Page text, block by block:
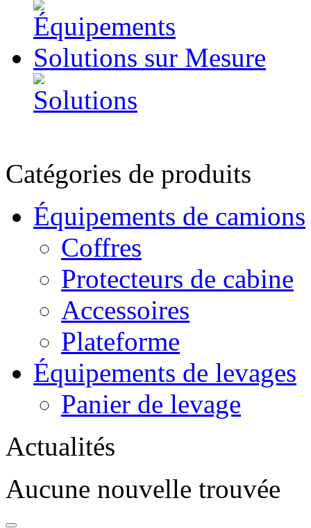
Solutions sur Mesure
Catégories de produits
Équipements de camions
Coffres
Protecteurs de cabine
Accessoires
Plateforme
Équipements de levages
Panier de levage
Actualités
Aucune nouvelle trouvée